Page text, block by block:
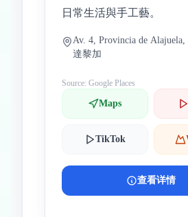
日常生活與手工藝。
Av. 4, Provincia de Alajuela,
達黎加
Source: Google Places
Maps
TikTok
查看详情